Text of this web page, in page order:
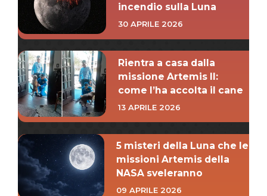
incendio sulla Luna
30 APRILE 2026
Rientra a casa dalla
missione Artemis II:
come l’ha accolta il cane
13 APRILE 2026
5 misteri della Luna che le
missioni Artemis della
NASA sveleranno
09 APRILE 2026